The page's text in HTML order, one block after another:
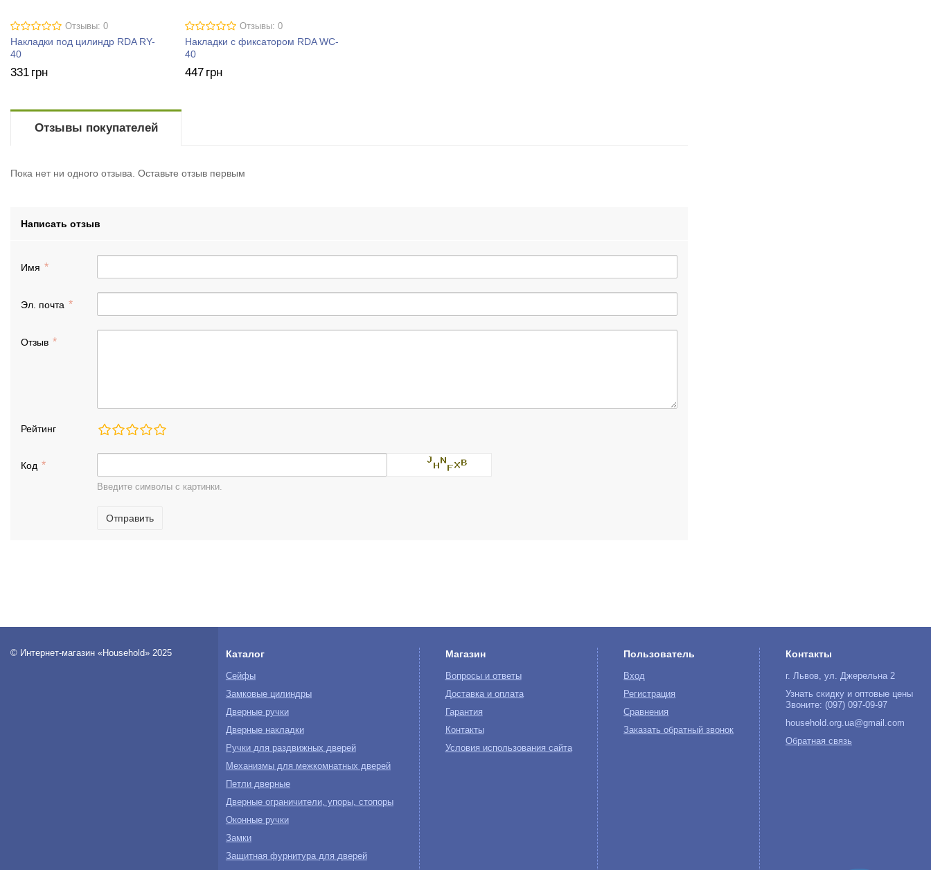
Отзывы: 0
Накладки под цилиндр RDA RY-
40
331 грн
Отзывы: 0
Накладки с фиксатором RDA WC-
40
447 грн
Отзывы покупателей
Пока нет ни одного отзыва. Оставьте отзыв первым
Написать отзыв
Имя
Эл. почта
Отзыв
Рейтинг
Код
Введите символы с картинки.
Отправить
© Интернет-магазин «Household» 2025 Каталог
Сейфы
Замковые цилиндры
Дверные ручки
Дверные накладки
Ручки для раздвижных дверей
Механизмы для межкомнатных дверей
Петли дверные
Дверные ограничители, упоры, стопоры
Оконные ручки
Замки
Защитная фурнитура для дверей
Магазин
Вопросы и ответы
Доставка и оплата
Гарантия
Контакты
Условия использования сайта
Пользователь
Вход
Регистрация
Сравнения
Заказать обратный звонок
Контакты
г. Львов, ул. Джерельна 2
Узнать скидку и оптовые цены
Звоните: (097) 097-09-97
household.org.ua@gmail.com
Обратная связь